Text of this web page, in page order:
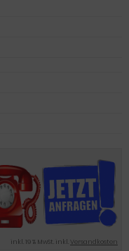
inkl. 19 % MwSt. inkl.Versandkosten